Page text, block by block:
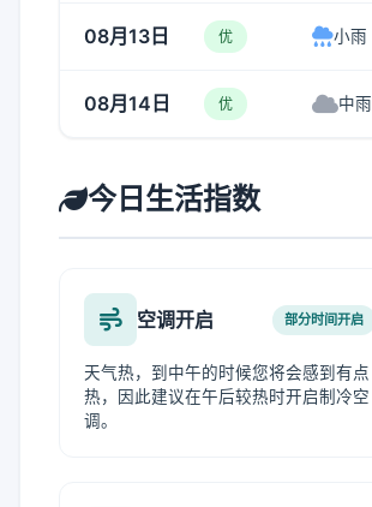
08月13日 优 小雨
08月14日 优 中雨
今日生活指数
空调开启 部分时间开启
天气热，到中午的时候您将会感到有点
热，因此建议在午后较热时开启制冷空
调。